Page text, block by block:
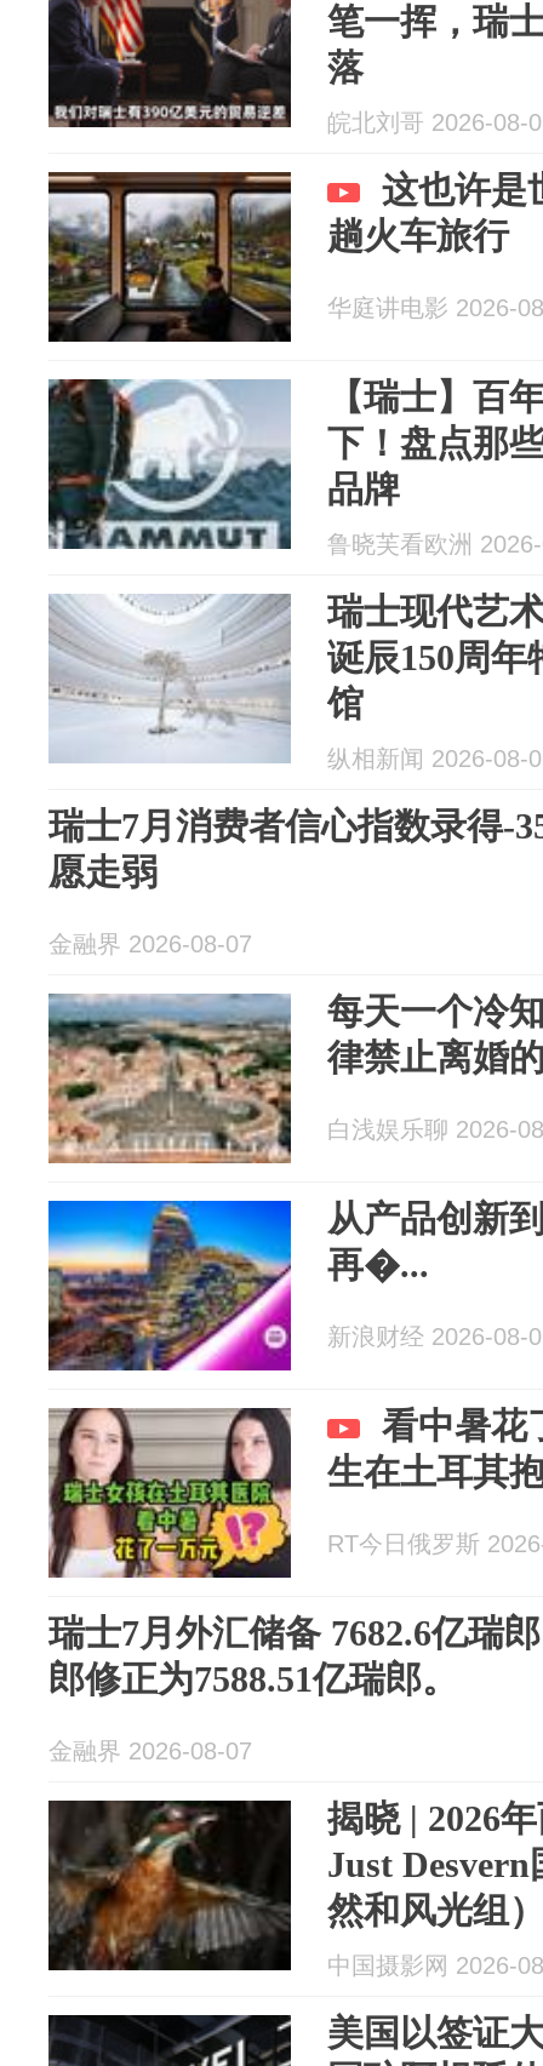
笔一挥，瑞
落
皖北刘哥 2026-08-
这也许是
趟火车旅行
华庭讲电影 2026-
【瑞士】百
下！盘点那
品牌
鲁晓芙看欧洲
瑞士现代艺
诞辰150周年
馆
纵相新闻 2026-08-
瑞士7月消费者信心指数录得
愿走弱
金融界 2026-08-07
每天一个冷
律禁止离婚
白浅娱乐聊 2026-
从产品创新
再�...
新浪财经 2026-08-
看中暑花
生在土耳其
RT今日俄罗斯
瑞士7月外汇储备 7682.6亿瑞
郎修正为7588.51亿瑞郎。
金融界 2026-08-07
揭晓 | 2026
Just
然和风光组
中国摄影网 2026-
美国以签证